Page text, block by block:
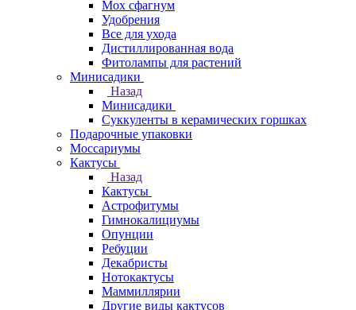
Мох сфагнум
Удобрения
Все для ухода
Дистиллированная вода
Фитолампы для растений
Минисадики
Назад
Минисадики
Суккуленты в керамических горшках
Подарочные упаковки
Моссариумы
Кактусы
Назад
Кактусы
Астрофитумы
Гимнокалициумы
Опунции
Ребуции
Декабристы
Нотокактусы
Маммиллярии
Другие виды кактусов